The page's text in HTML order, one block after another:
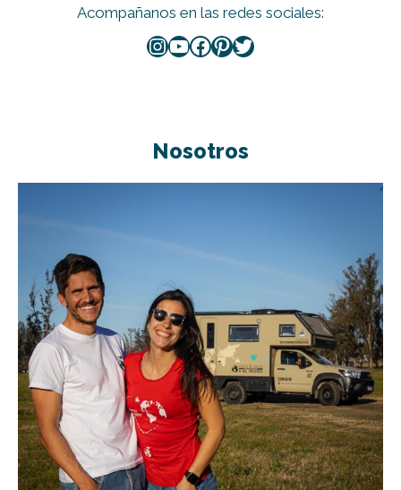
Acompañanos en las redes sociales:
Nosotros